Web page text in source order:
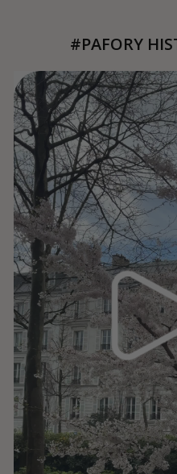
#PAFORY